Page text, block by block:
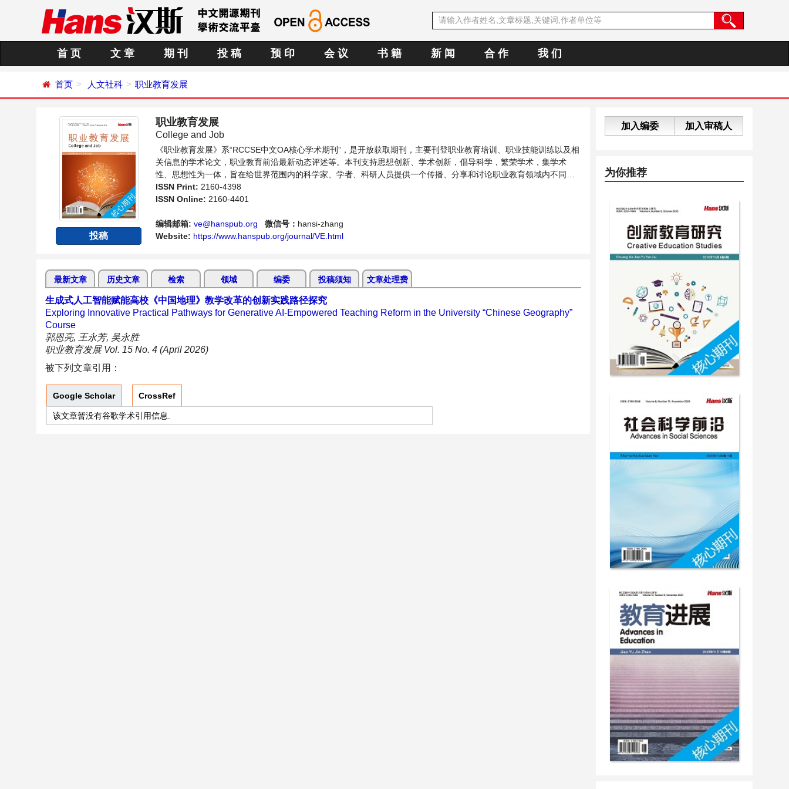
首 页 文 章 期 刊 投 稿 预 印 会 议 书 籍 新 闻 合 作 我 们
首页 人文社科 职业教育发展
投稿
职业教育发展
College and Job
《职业教育发展》系“RCCSE中文OA核心学术期刊”，是开放获取期刊，主要刊登职业教育培训、职业技能训练以及相
关信息的学术论文，职业教育前沿最新动态评述等。本刊支持思想创新、学术创新，倡导科学，繁荣学术，集学术
性、思想性为一体，旨在给世界范围内的科学家、学者、科研人员提供一个传播、分享和讨论职业教育领域内不同方
向问题与发展的交流平台。
ISSN Print: 2160-4398
ISSN Online: 2160-4401
编辑邮箱: ve@hanspub.org 微信号： hansi-zhang
Website: https://www.hanspub.org/journal/VE.html
最新文章 历史文章 检索 领域 编委 投稿须知 文章处理费
生成式人工智能赋能高校《中国地理》教学改革的创新实践路径探究
Exploring Innovative Practical Pathways for Generative AI-Empowered Teaching Reform in the University “Chinese Geography”
Course
郭恩亮, 王永芳, 吴永胜
职业教育发展 Vol. 15 No. 4 (April 2026)
被下列文章引用：
Google Scholar CrossRef
该文章暂没有谷歌学术引用信息.
加入编委 加入审稿人
为你推荐